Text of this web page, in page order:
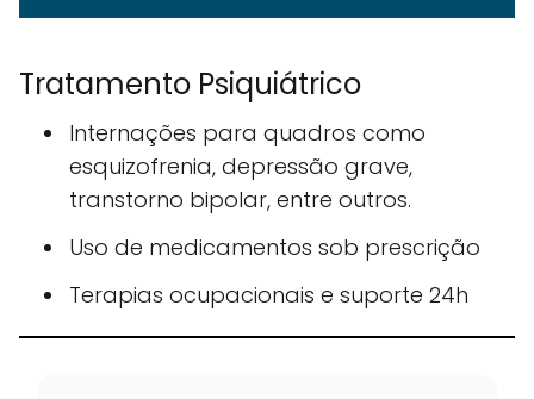
Tratamento Psiquiátrico
Internações para quadros como
esquizofrenia, depressão grave,
transtorno bipolar, entre outros.
Uso de medicamentos sob prescrição
Terapias ocupacionais e suporte 24h